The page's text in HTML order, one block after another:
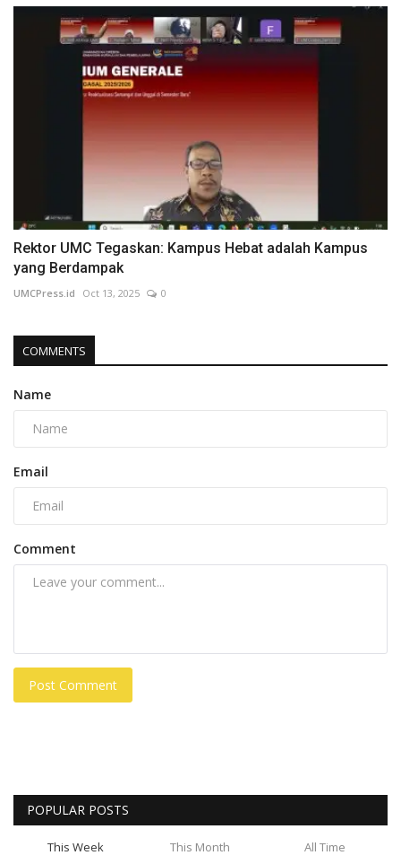
Rektor UMC Tegaskan: Kampus Hebat adalah Kampus
yang Berdampak
UMCPress.id Oct 13, 2025 0
COMMENTS
Name
Email
Comment
Post Comment
POPULAR POSTS
This Week This Month All Time